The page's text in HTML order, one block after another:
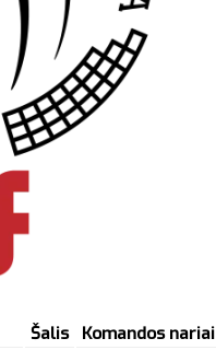
Šalis Komandos nariai